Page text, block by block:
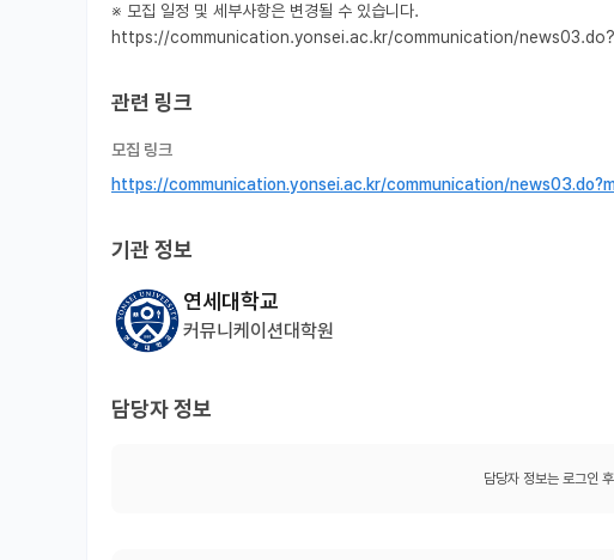
※ 모집 일정 및 세부사항은 변경될 수 있습니다.
https://communication.yonsei.ac.kr/communication/
관련 링크
모집 링크
https://communication.yonsei.ac.kr/communication/
기관 정보
연세대학교
커뮤니케이션대학원
담당자 정보
담당자 정보는 로그인